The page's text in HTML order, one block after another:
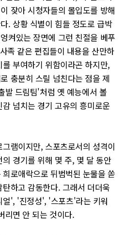
잦아 시청자들의 몰입도를 방해
. 상황 식별이 힘들 정도로 급박
켜있는 장면에 그런 친절을 베푸
족 같은 편집들이 내용을 산만하
부여하기 위함이라곤 하지만,
충분히 스릴 넘친다는 점을 제
발 드림팀'처럼 옛 예능에서 볼
넘치는 경기 고유의 흥미로운
램이지만, 스포츠로서의 성격이
경기를 위해 몇 주, 몇 달 동안
로애락으로 뒤범벅된 눈물을 쏟
하고 감동한다. 그래서 더더욱
얼', '진정성', '스포츠'라는 키워
리면 안 되는 것이다.